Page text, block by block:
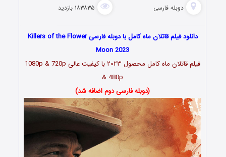
دوبله فارسی ۱۸۳۸۳۵ بازدید
دانلود فیلم قاتلان ماه کامل با دوبله فارسی Killers of the Flower
Moon 2023
فیلم قاتلان ماه کامل محصول ۲۰۲۳
با کیفیت عالی 1080p & 720p
& 480p
(دوبله فارسی دوم اضافه شد)